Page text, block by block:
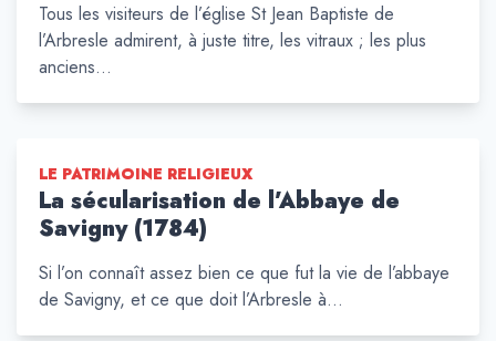
Tous les visiteurs de l’église St Jean Baptiste de
l’Arbresle admirent, à juste titre, les vitraux ; les plus
anciens…
LE PATRIMOINE RELIGIEUX
La sécularisation de l’Abbaye de
Savigny (1784)
Si l’on connaît assez bien ce que fut la vie de l’abbaye
de Savigny, et ce que doit l’Arbresle à…